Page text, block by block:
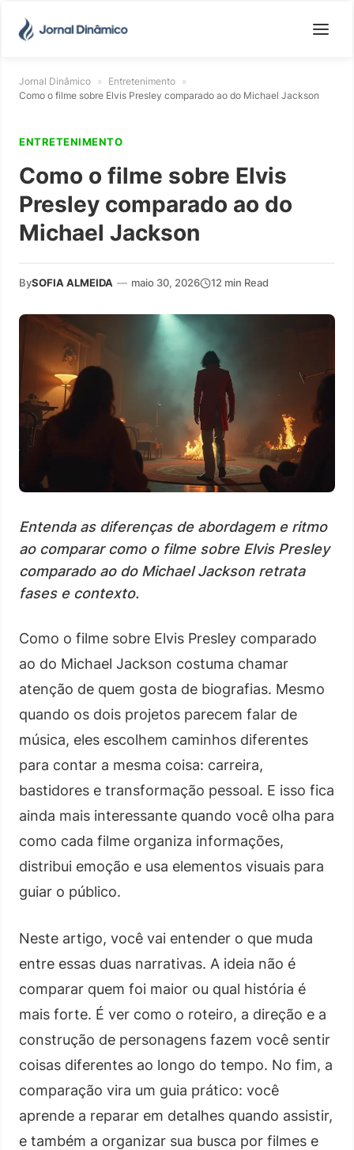
Jornal Dinâmico » Entretenimento »
Como o filme sobre Elvis Presley comparado ao do Michael Jackson
ENTRETENIMENTO
Como o filme sobre Elvis
Presley comparado ao do
Michael Jackson
BySOFIA ALMEIDA — maio 30, 2026 12 min Read
Entenda as diferenças de abordagem e ritmo
ao comparar como o filme sobre Elvis Presley
comparado ao do Michael Jackson retrata
fases e contexto.
Como o filme sobre Elvis Presley comparado
ao do Michael Jackson costuma chamar
atenção de quem gosta de biografias. Mesmo
quando os dois projetos parecem falar de
música, eles escolhem caminhos diferentes
para contar a mesma coisa: carreira,
bastidores e transformação pessoal. E isso fica
ainda mais interessante quando você olha para
como cada filme organiza informações,
distribui emoção e usa elementos visuais para
guiar o público.
Neste artigo, você vai entender o que muda
entre essas duas narrativas. A ideia não é
comparar quem foi maior ou qual história é
mais forte. É ver como o roteiro, a direção e a
construção de personagens fazem você sentir
coisas diferentes ao longo do tempo. No fim, a
comparação vira um guia prático: você
aprende a reparar em detalhes quando assistir,
e também a organizar sua busca por filmes e